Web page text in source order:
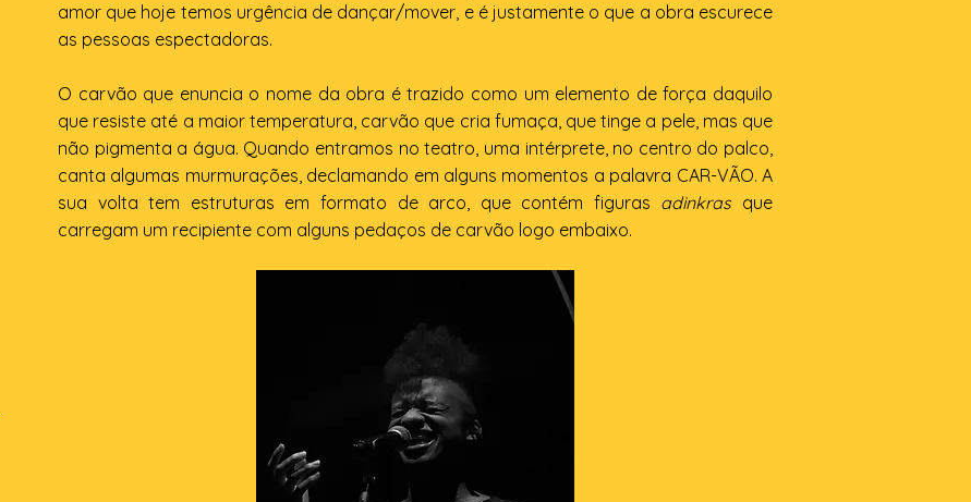
amor que hoje temos urgência de dançar/mover, e é justamente o que a obra escurece
as pessoas espectadoras.
O carvão que enuncia o nome da obra é trazido como um elemento de força daquilo
que resiste até a maior temperatura, carvão que cria fumaça, que tinge a pele, mas que
não pigmenta a água. Quando entramos no teatro, uma intérprete, no centro do palco,
canta algumas murmurações, declamando em alguns momentos a palavra CAR-VÃO. A
sua volta tem estruturas em formato de arco, que contém figuras adinkrasque
carregam um recipiente com alguns pedaços de carvão logo embaixo.